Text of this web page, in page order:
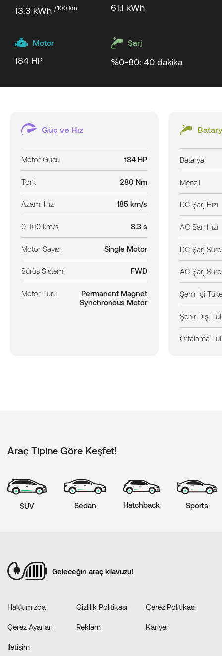
13.3 kWh/ 100 km 61.1 kWh
Motor
184 HP
Şarj
%0-80: 40 dakika
Güç ve Hız
Motor Gücü 184 HP
Tork 280 Nm
Azami Hız 185 km/s
0-100 km/s 8.3 s
Motor Sayısı Single Motor
Sürüş Sistemi FWD
Motor Türü
Permanent Magnet
Synchronous Motor
Batarya
Menzil
DC Şarj Hızı
AC Şarj Hızı
DC Şarj
AC Şarj
Şehir İçi
Şehir Dışı
Ortalama
Araç Tipine Göre Keşfet!
SUV Sedan Hatchback Sports
Geleceğin araç kılavuzu!
Hakkımızda Gizlilik Politikası Çerez Politikası
Çerez Ayarları Reklam Kariyer
İletişim